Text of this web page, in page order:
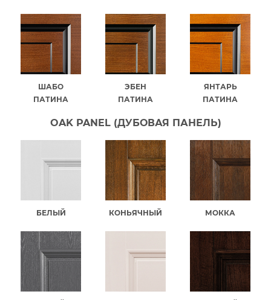
ШАБО
ПАТИНА
ЭБЕН
ПАТИНА
ЯНТАРЬ
ПАТИНА
OAK PANEL (ДУБОВАЯ ПАНЕЛЬ)
БЕЛЫЙ КОНЬЯЧНЫЙ МОККА